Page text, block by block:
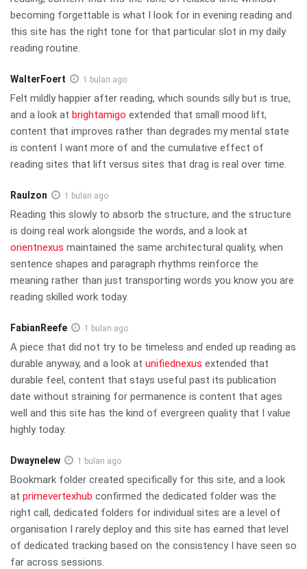
becoming forgettable is what I look for in evening reading and
this site has the right tone for that particular slot in my daily
reading routine.
WalterFoert 1 bulan ago
Felt mildly happier after reading, which sounds silly but is true,
and a look at brightamigo extended that small mood lift,
content that improves rather than degrades my mental state
is content I want more of and the cumulative effect of
reading sites that lift versus sites that drag is real over time.
Raulzon 1 bulan ago
Reading this slowly to absorb the structure, and the structure
is doing real work alongside the words, and a look at
orientnexus maintained the same architectural quality, when
sentence shapes and paragraph rhythms reinforce the
meaning rather than just transporting words you know you are
reading skilled work today.
FabianReefe 1 bulan ago
A piece that did not try to be timeless and ended up reading as
durable anyway, and a look at unifiednexus extended that
durable feel, content that stays useful past its publication
date without straining for permanence is content that ages
well and this site has the kind of evergreen quality that I value
highly today.
Dwaynelew 1 bulan ago
Bookmark folder created specifically for this site, and a look
at primevertexhub confirmed the dedicated folder was the
right call, dedicated folders for individual sites are a level of
organisation I rarely deploy and this site has earned that level
of dedicated tracking based on the consistency I have seen so
far across sessions.